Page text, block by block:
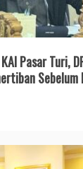
Pasar Turi,
Sebelum